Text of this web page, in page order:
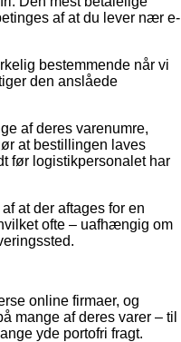
af at du lever nær e-
bestemmende når vi
den anslåede
af deres varenumre,
at bestillingen laves
før logistikpersonalet har
at der aftages for en
ofte – uafhængig om
online firmaer, og
mange af deres varer – til
yde portofri fragt.